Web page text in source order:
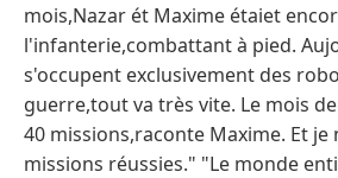
mois,Nazar ét Maxime étaiet
l'infanterie,combattant à pied.
s'occupent exclusivement des
guerre,tout va très vite. Le mois
40 missions,raconte Maxime. Et je
missions réussies." "Le monde